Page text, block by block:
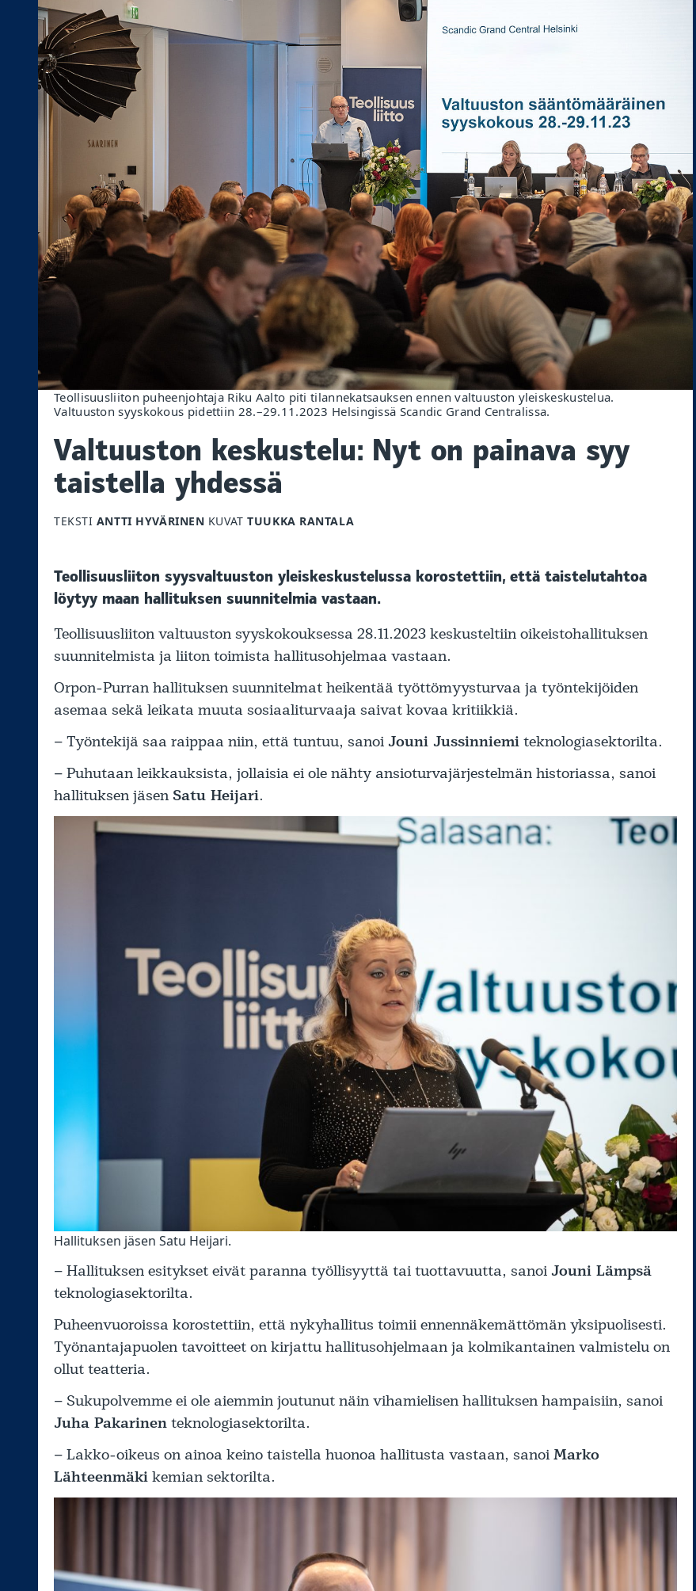
Teollisuusliiton puheenjohtaja Riku Aalto piti tilannekatsauksen ennen valtuuston yleiskeskustelua.
Valtuuston syyskokous pidettiin 28.–29.11.2023 Helsingissä Scandic Grand Centralissa.
Valtuuston keskustelu: Nyt on painava syy
taistella yhdessä
TEKSTI ANTTI HYVÄRINEN KUVAT TUUKKA RANTALA
Teollisuusliiton syysvaltuuston yleiskeskustelussa korostettiin, että taistelutahtoa
löytyy maan hallituksen suunnitelmia vastaan.
Teollisuusliiton valtuuston syyskokouksessa 28.11.2023 keskusteltiin oikeistohallituksen
suunnitelmista ja liiton toimista hallitusohjelmaa vastaan.
Orpon-Purran hallituksen suunnitelmat heikentää työttömyysturvaa ja työntekijöiden
asemaa sekä leikata muuta sosiaaliturvaaja saivat kovaa kritiikkiä.
– Työntekijä saa raippaa niin, että tuntuu, sanoi Jouni Jussinniemi teknologiasektorilta.
– Puhutaan leikkauksista, jollaisia ei ole nähty ansioturvajärjestelmän historiassa, sanoi
hallituksen jäsen Satu Heijari.
Hallituksen jäsen Satu Heijari.
– Hallituksen esitykset eivät paranna työllisyyttä tai tuottavuutta, sanoi Jouni Lämpsä
teknologiasektorilta.
Puheenvuoroissa korostettiin, että nykyhallitus toimii ennennäkemättömän yksipuolisesti.
Työnantajapuolen tavoitteet on kirjattu hallitusohjelmaan ja kolmikantainen valmistelu on
ollut teatteria.
– Sukupolvemme ei ole aiemmin joutunut näin vihamielisen hallituksen hampaisiin, sanoi
Juha Pakarinen teknologiasektorilta.
– Lakko-oikeus on ainoa keino taistella huonoa hallitusta vastaan, sanoi Marko
Lähteenmäki kemian sektorilta.